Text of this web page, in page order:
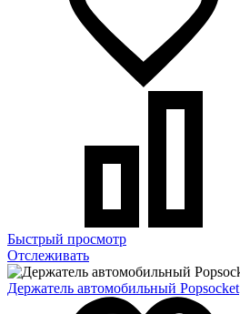
Быстрый просмотр
Отслеживать
Держатель автомобильный Popsocket